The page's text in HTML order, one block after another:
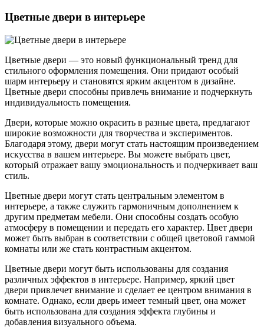
Цветные двери в интерьере
Цветные двери — это новый функциональный тренд для
стильного оформления помещения. Они придают особый
шарм интерьеру и становятся ярким акцентом в дизайне.
Цветные двери способны привлечь внимание и подчеркнуть
индивидуальность помещения.
Двери, которые можно окрасить в разные цвета, предлагают
широкие возможности для творчества и экспериментов.
Благодаря этому, двери могут стать настоящим произведением
искусства в вашем интерьере. Вы можете выбрать цвет,
который отражает вашу эмоциональность и подчеркивает ваш
стиль.
Цветные двери могут стать центральным элементом в
интерьере, а также служить гармоничным дополнением к
другим предметам мебели. Они способны создать особую
атмосферу в помещении и передать его характер. Цвет двери
может быть выбран в соответствии с общей цветовой гаммой
комнаты или же стать контрастным акцентом.
Цветные двери могут быть использованы для создания
различных эффектов в интерьере. Например, яркий цвет
двери привлечет внимание и сделает ее центром внимания в
комнате. Однако, если дверь имеет темный цвет, она может
быть использована для создания эффекта глубины и
добавления визуального объема.